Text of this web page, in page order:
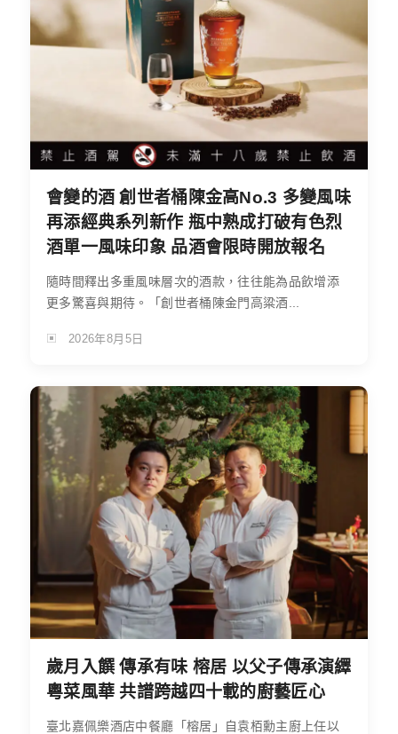
會變的酒 創世者桶陳金高No.3 多變風味
再添經典系列新作 瓶中熟成打破有色烈
酒單一風味印象 品酒會限時開放報名
隨時間釋出多重風味層次的酒款，往往能為品飲增添
更多驚喜與期待。「創世者桶陳金門高粱酒...
2026年8月5日
歲月入饌 傳承有味 榕居 以父子傳承演繹
粵菜風華 共譜跨越四十載的廚藝匠心
臺北嘉佩樂酒店中餐廳「榕居」自袁栢勳主廚上任以